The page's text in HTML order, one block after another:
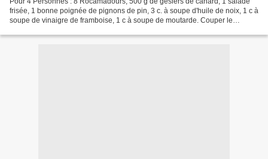
frisée, 1 bonne poignée de pignons de pin, 3 c. à soupe d'huile de noix, 1 c à
soupe de vinaigre de framboise, 1 c à soupe de moutarde. Couper le